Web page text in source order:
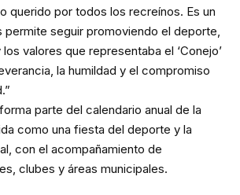
querido por todos los recreínos. Es un
permite seguir promoviendo el deporte,
valores que representaba el ‘Conejo’
la humildad y el compromiso
parte del calendario anual de la
como una fiesta del deporte y la
con el acompañamiento de
clubes y áreas municipales.